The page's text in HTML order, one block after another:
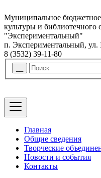
Муниципальное
культуры и библиотечного
"Экспериментальный"
п. Экспериментальный, ул.
8 (3532) 39-11-80
Главная
Общие сведения
Творческие
Новости и события
Контакты